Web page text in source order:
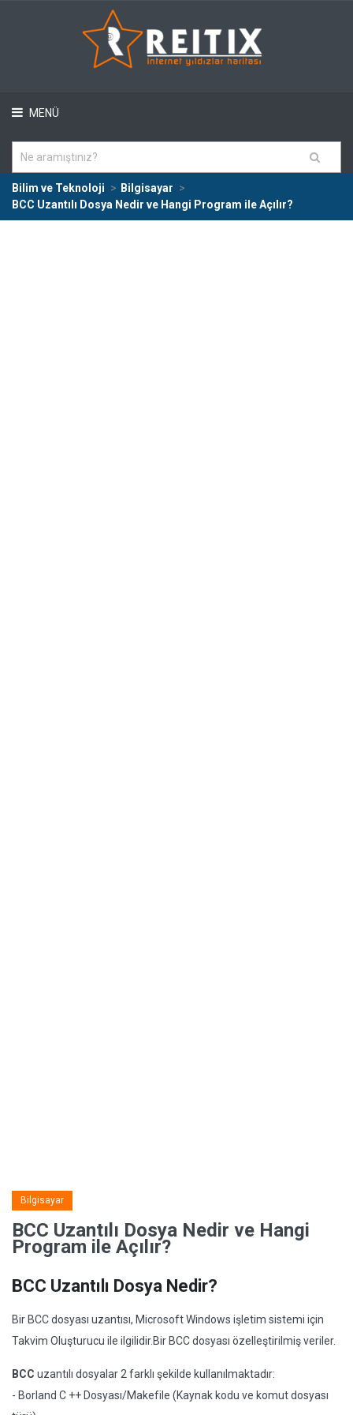
MENÜ
Bilim ve Teknoloji
Bilgisayar
BCC Uzantılı Dosya Nedir ve Hangi Program ile Açılır?
Bilgisayar
BCC Uzantılı Dosya Nedir ve Hangi
Program ile Açılır?
BCC Uzantılı Dosya Nedir?
Bir BCC dosyası uzantısı, Microsoft Windows işletim sistemi için
Takvim Oluşturucu ile ilgilidir.Bir BCC dosyası özelleştirilmiş veriler.
BCC uzantılı dosyalar 2 farklı şekilde kullanılmaktadır:
- Borland C ++ Dosyası/Makefile (Kaynak kodu ve komut dosyası